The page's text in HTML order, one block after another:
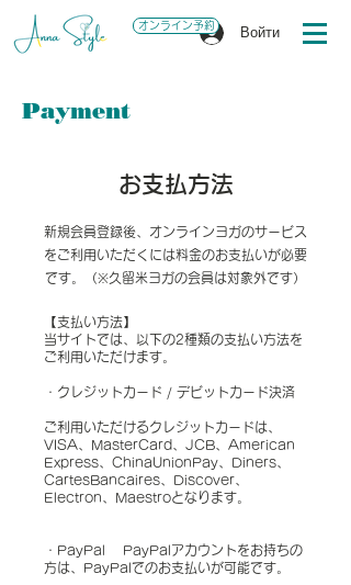
Войти
オンライン予約
Payment
​お支払方法
新規会員登録後、オンラインヨガのサービス
をご利用いただくには料金のお支払いが必要
です。（※久留米ヨガの会員は対象外です）
【支払い方法】
当サイトでは、以下の2種類の支払い方法を
ご利用いただけます。
・クレジットカード / デビットカード決済
ご利用いただけるクレジットカードは、
VISA、MasterCard、JCB、American
Express、ChinaUnionPay、Diners、
CartesBancaires、Discover、
Electron、Maestroとなります。
・PayPal PayPalアカウントをお持ちの
方は、PayPalでのお支払いが可能です。